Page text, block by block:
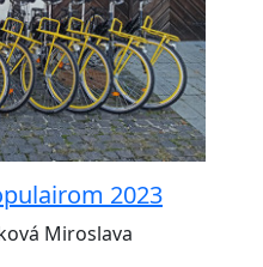
2023
Miroslava